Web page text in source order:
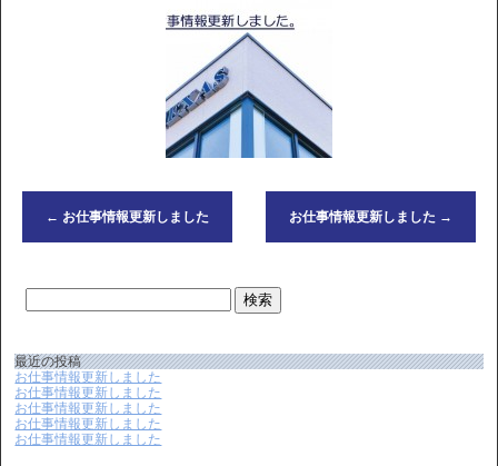
← お仕事情報更新しました お仕事情報更新しました →
最近の投稿
お仕事情報更新しました
お仕事情報更新しました
お仕事情報更新しました
お仕事情報更新しました
お仕事情報更新しました